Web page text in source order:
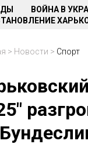
ВОЙНА В
> Новости > Спорт